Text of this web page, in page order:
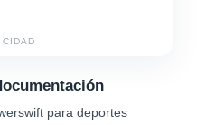
para deportes